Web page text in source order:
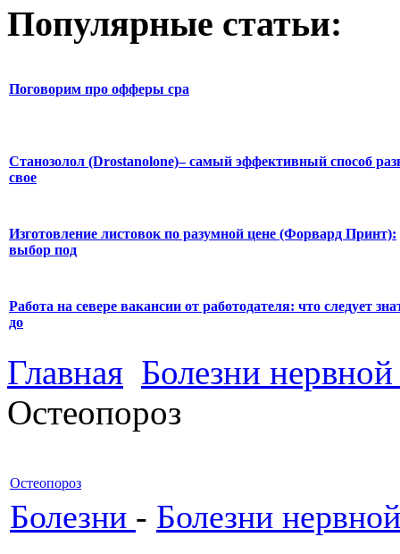
Популярные статьи:
Поговорим про офферы cpa
Станозолол (Drostanolone)– самый эффективный способ
свое
Изготовление листовок по разумной цене (Форвард Принт):
выбор под
Работа на севере вакансии от работодателя: что следует
до
Главная Болезни
Остеопороз
Остеопороз
Болезни - Болезни